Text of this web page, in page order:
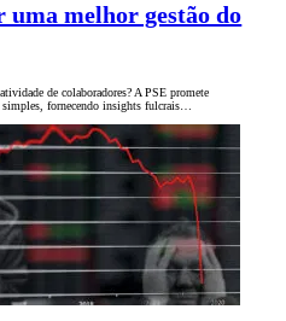
uma melhor gestão do
de colaboradores? A PSE promete
fornecendo insights fulcrais…